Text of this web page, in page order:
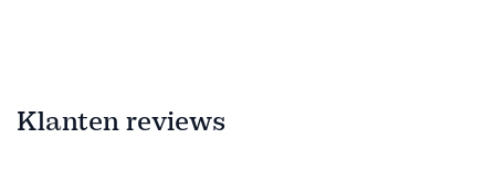
Klanten reviews